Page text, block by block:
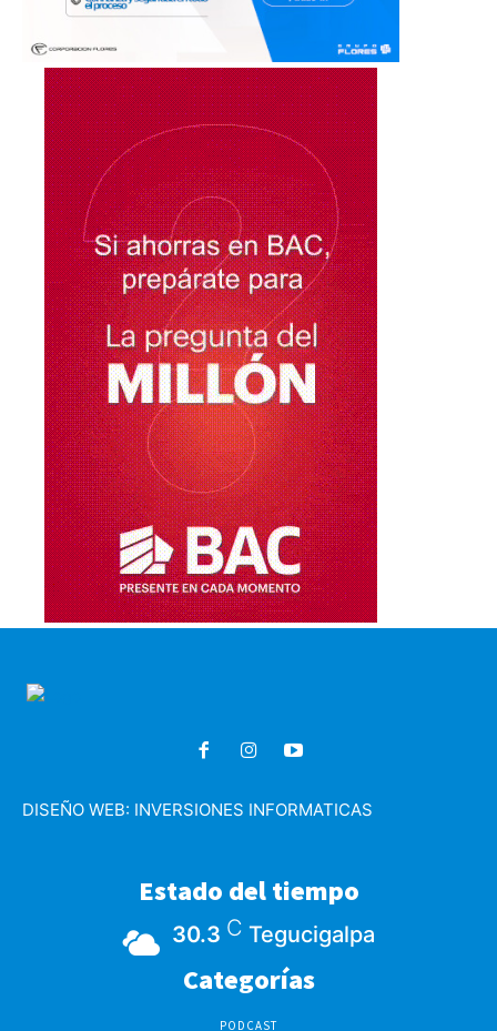
DISEÑO WEB: INVERSIONES INFORMATICAS
Estado del tiempo
30.3 C Tegucigalpa
Categorías
PODCAST